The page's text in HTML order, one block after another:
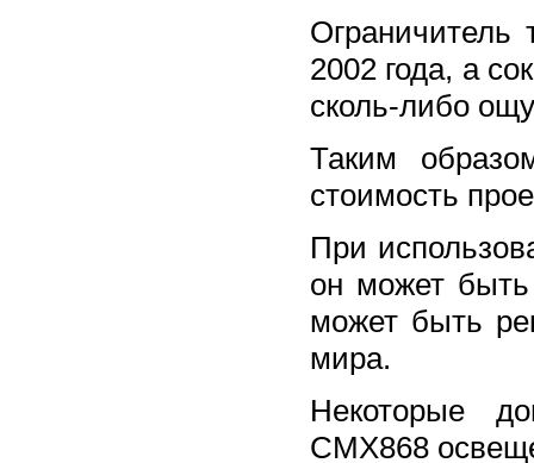
2002 года, а
сколь-либо
Таким
стоимость
При
он может
может быть
мира.
Некоторые
CMX868